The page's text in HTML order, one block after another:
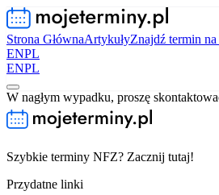
Strona GłównaArtykułyZnajdź termin
ENPL
ENPL
W nagłym wypadku, proszę
Szybkie terminy NFZ? Zacznij tutaj!
Przydatne linki